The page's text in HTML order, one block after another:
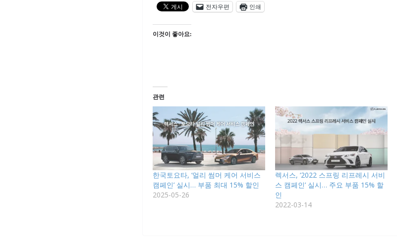
전자우편
인쇄
이것이 좋아요:
관련
한국토요타, ‘얼리 썸머 케어 서비스
캠페인’ 실시… 부품 최대 15% 할인
2025-05-26
렉서스, ‘2022 스프링 리프레시 서비
스 캠페인’ 실시… 주요 부품 15% 할
인
2022-03-14